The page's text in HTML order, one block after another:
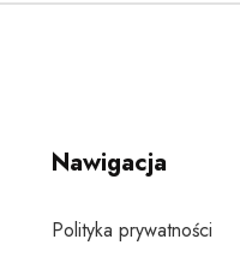
Nawigacja
Polityka prywatności